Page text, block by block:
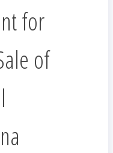
for
of